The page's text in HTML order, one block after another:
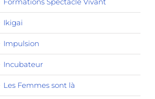
Ikigai
Impulsion
Incubateur
Les Femmes sont là